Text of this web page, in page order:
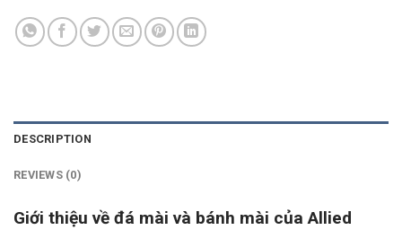
DESCRIPTION
REVIEWS (0)
Giới thiệu về đá mài và bánh mài của Allied